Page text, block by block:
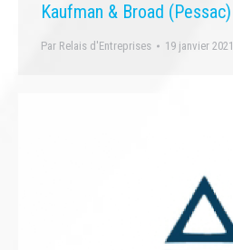
Kaufman & Broad (Pessac)
Par Relais d'Entreprises 19 janvier 2021